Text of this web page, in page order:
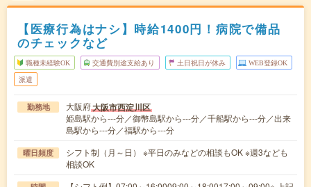
【医療行為はナシ】時給1400円！病院で備品
のチェックなど
職種未経験OK 交通費別途支給あり 土日祝日が休み WEB登録OK
派遣
勤務地 大阪府大阪市西淀川区
姫島駅から---分／御幣島駅から---分／千船駅から---分／出来
島駅から---分／福駅から---分
曜日頻度
シフト制（月～日） ※平日のみなどの相談もOK ※週3なども
相談OK